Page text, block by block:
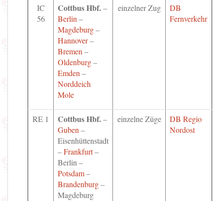
IC
56
Cottbus Hbf.–
Berlin–
Magdeburg–
Hannover–
Bremen–
Oldenburg–
Emden–
Norddeich
Mole
einzelner Zug
DB
Fernverkehr
RE 1 Cottbus Hbf.–
Guben–
Eisenhüttenstadt
–Frankfurt–
Berlin –
Potsdam–
Brandenburg–
Magdeburg
einzelne Züge
DB Regio
Nordost